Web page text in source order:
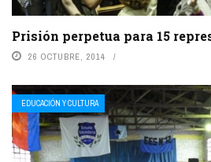
Prisión perpetua para 15
26 OCTUBRE, 2014
EDUCACIÓN Y CULTURA